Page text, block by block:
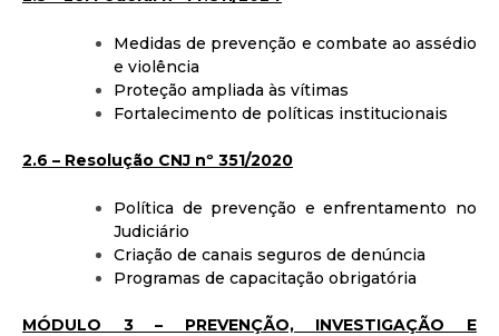
Medidas de prevenção e combate ao assédio
e violência
Proteção ampliada às vítimas
Fortalecimento de políticas institucionais
2.6 – Resolução CNJ nº 351/2020
Política de prevenção e enfrentamento no
Judiciário
Criação de canais seguros de denúncia
Programas de capacitação obrigatória
MÓDULO 3 – PREVENÇÃO, INVESTIGAÇÃO E